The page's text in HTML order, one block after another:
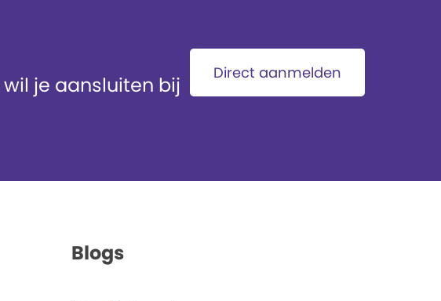
je aansluiten bij
Direct aanmelden
Blogs